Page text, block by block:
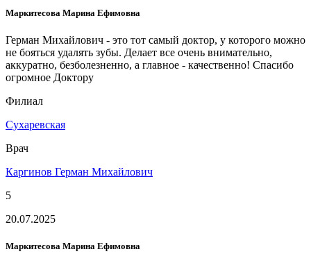
Маркитесова Марина Ефимовна
Герман Михайлович - это тот самый доктор, у которого можно
не бояться удалять зубы. Делает все очень внимательно,
аккуратно, безболезненно, а главное - качественно! Спасибо
огромное Доктору
Филиал
Сухаревская
Врач
Каргинов Герман Михайлович
5
20.07.2025
Маркитесова Марина Ефимовна